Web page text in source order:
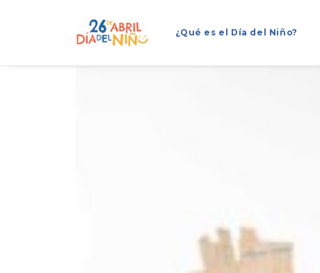
¿Qué es el Día del Niño?